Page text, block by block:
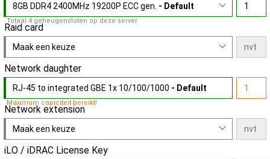
8GB DDR4 2400MHz 19200P ECC gen. - Default
Totaal 4 geheugensloten op deze server
Raid card
Maak een keuze
Network daughter
RJ-45 to integrated GBE 1x 10/100/1000 - Default
Maximum capiciteit bereikt!
Network extension
Maak een keuze
iLO / iDRAC License Key